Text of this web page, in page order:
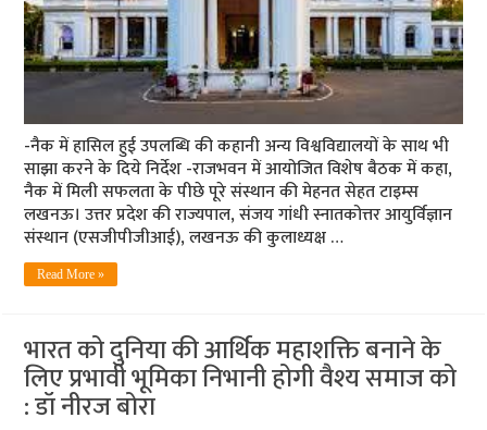
-नैक में हासिल हुई उपलब्धि की कहानी अन्य विश्वविद्यालयों के साथ भी
साझा करने के दिये निर्देश -राजभवन में आयोजित विशेष बैठक में कहा,
नैक में मिली सफलता के पीछे पूरे संस्थान की मेहनत सेहत टाइम्स
लखनऊ। उत्तर प्रदेश की राज्यपाल, संजय गांधी स्नातकोत्तर आयुर्विज्ञान
संस्थान (एसजीपीजीआई), लखनऊ की कुलाध्यक्ष …
Read More »
भारत को दुनिया की आर्थिक महाशक्ति बनाने के
लिए प्रभावी भूमिका निभानी होगी वैश्य समाज को
: डॉ नीरज बोरा